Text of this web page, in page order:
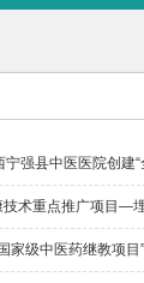
强县中医医院创建
术重点推广项目—
级中医药继教项